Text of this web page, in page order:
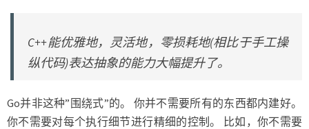
C++能优雅地，灵活地，零损耗地(相比于手工操
纵代码)表达抽象的能力大幅提升了。
Go并非这种”围绕式”的。 你并不需要所有的东西都内建好。
你不需要对每个执行细节进行精细的控制。 比如，你不需要